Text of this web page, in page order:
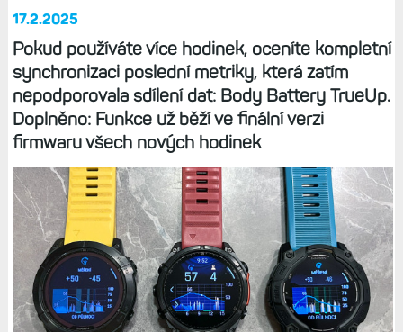
17.2.2025
Pokud používáte více hodinek, oceníte kompletní
synchronizaci poslední metriky, která zatím
nepodporovala sdílení dat: Body Battery TrueUp.
Doplněno: Funkce už běží ve finální verzi
firmwaru všech nových hodinek